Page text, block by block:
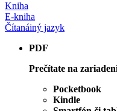
Kniha
E-kniha
Čítanáiný jazyk
PDF
Prečítate na
Pocketbook
Kindle